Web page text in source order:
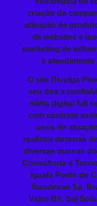
criação de
ativação de
de websites e
marketing de
e atendimento
O site Divulga
seu dna a
mídia digital full
com contrato
anos de
realizou dezenas
diversas marcas
Consultoria e
Iguala Posto de
Bandeiras Sp,
Vidro Bh, Ssj